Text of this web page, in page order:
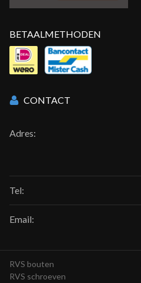
BETAALMETHODEN
CONTACT
Adres:
Tel:
Email:
RVS bouten
RVS schroeven